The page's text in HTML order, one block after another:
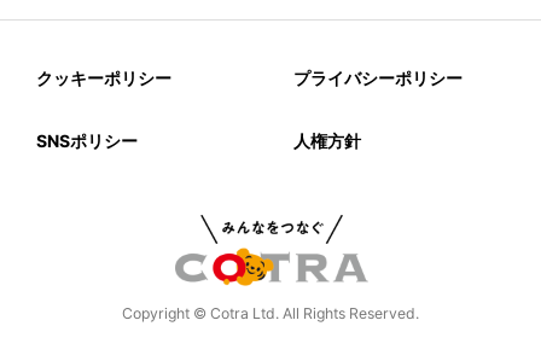
Copyright © Cotra Ltd. All Rights Reserved.
クッキーポリシー プライバシーポリシー
SNSポリシー 人権方針